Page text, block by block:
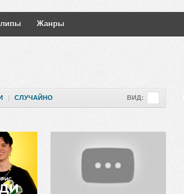
Жанры
| СЛУЧАЙНО ВИД: